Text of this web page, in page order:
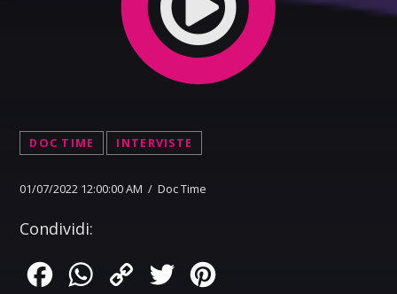
DOC TIME INTERVISTE
01/07/2022 12:00:00 AM / Doc Time
Condividi:
FacebookWhatsApp
Copy
Twitter